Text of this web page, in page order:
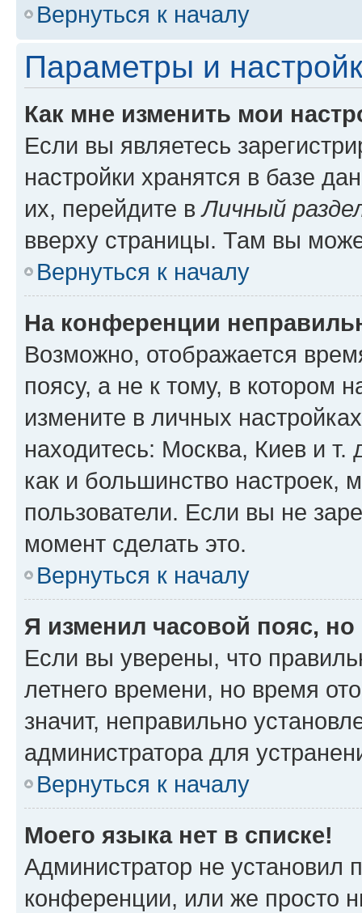
Вернуться к началу
Параметры и
Как мне изменить мои
Если вы являетесь
настройки хранятся в базе
их, перейдите вЛичный
вверху страницы. Там вы
Вернуться к началу
На конференции
Возможно, отображается
поясу, а не к тому, в котором
измените в личных
находитесь: Москва, Киев и т.
как и большинство настроек,
пользователи. Если вы не
момент сделать это.
Вернуться к началу
Я изменил часовой пояс,
Если вы уверены, что
летнего времени, но время
значит, неправильно
администратора для
Вернуться к началу
Моего языка нет в списке!
Администратор не установил
конференции, или же просто